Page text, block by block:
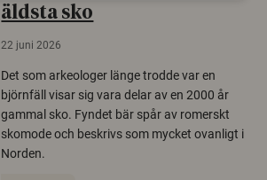
äldsta sko
22 juni 2026
Det som arkeologer länge trodde var en
björnfäll visar sig vara delar av en 2000 år
gammal sko. Fyndet bär spår av romerskt
skomode och beskrivs som mycket ovanligt i
Norden.